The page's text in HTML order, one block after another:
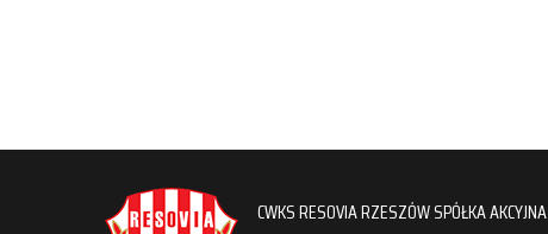
CWKS RESOVIA RZESZÓW SPÓŁKA AKCYJNA